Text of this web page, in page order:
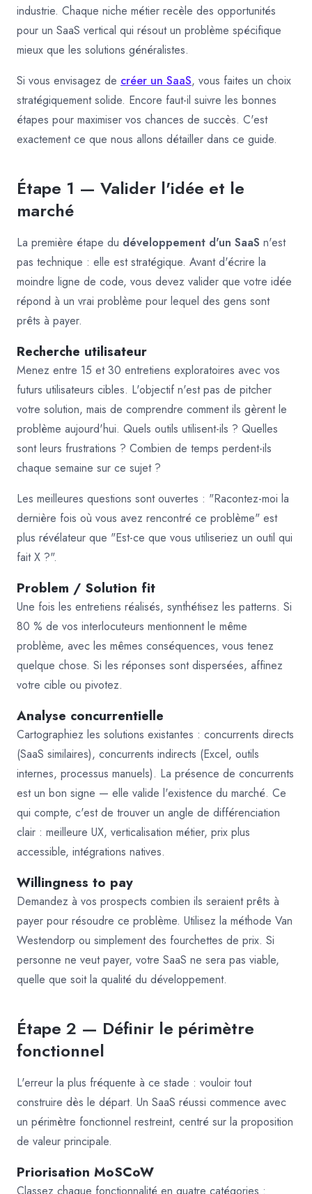
industrie. Chaque niche métier recèle des opportunités
pour un SaaS vertical qui résout un problème spécifique
mieux que les solutions généralistes.
Si vous envisagez de créer un SaaS, vous faites un choix
stratégiquement solide. Encore faut-il suivre les bonnes
étapes pour maximiser vos chances de succès. C'est
exactement ce que nous allons détailler dans ce guide.
Étape 1 — Valider l'idée et le
marché
La première étape du développement d'un SaaS n'est
pas technique : elle est stratégique. Avant d'écrire la
moindre ligne de code, vous devez valider que votre idée
répond à un vrai problème pour lequel des gens sont
prêts à payer.
Recherche utilisateur
Menez entre 15 et 30 entretiens exploratoires avec vos
futurs utilisateurs cibles. L'objectif n'est pas de pitcher
votre solution, mais de comprendre comment ils gèrent le
problème aujourd'hui. Quels outils utilisent-ils ? Quelles
sont leurs frustrations ? Combien de temps perdent-ils
chaque semaine sur ce sujet ?
Les meilleures questions sont ouvertes : "Racontez-moi la
dernière fois où vous avez rencontré ce problème" est
plus révélateur que "Est-ce que vous utiliseriez un outil qui
fait X ?".
Problem / Solution fit
Une fois les entretiens réalisés, synthétisez les patterns. Si
80 % de vos interlocuteurs mentionnent le même
problème, avec les mêmes conséquences, vous tenez
quelque chose. Si les réponses sont dispersées, affinez
votre cible ou pivotez.
Analyse concurrentielle
Cartographiez les solutions existantes : concurrents directs
(SaaS similaires), concurrents indirects (Excel, outils
internes, processus manuels). La présence de concurrents
est un bon signe — elle valide l'existence du marché. Ce
qui compte, c'est de trouver un angle de différenciation
clair : meilleure UX, verticalisation métier, prix plus
accessible, intégrations natives.
Willingness to pay
Demandez à vos prospects combien ils seraient prêts à
payer pour résoudre ce problème. Utilisez la méthode Van
Westendorp ou simplement des fourchettes de prix. Si
personne ne veut payer, votre SaaS ne sera pas viable,
quelle que soit la qualité du développement.
Étape 2 — Définir le périmètre
fonctionnel
L'erreur la plus fréquente à ce stade : vouloir tout
construire dès le départ. Un SaaS réussi commence avec
un périmètre fonctionnel restreint, centré sur la proposition
de valeur principale.
Priorisation MoSCoW